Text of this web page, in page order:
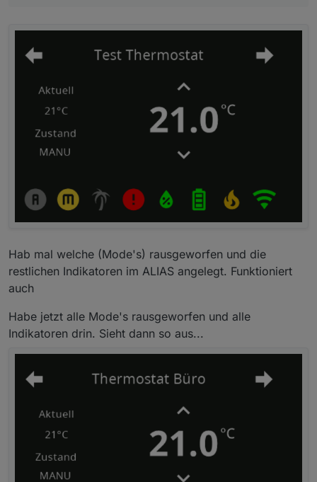
Hab mal welche (Mode's) rausgeworfen und die
restlichen Indikatoren im ALIAS angelegt. Funktioniert
auch
Habe jetzt alle Mode's rausgeworfen und alle
Indikatoren drin. Sieht dann so aus...